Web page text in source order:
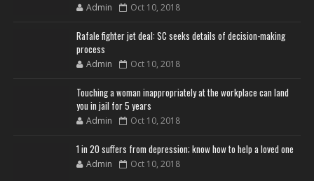
Admin Oct 10, 2018
Rafale fighter jet deal: SC seeks details of decision-making
process
Admin Oct 10, 2018
Touching a woman inappropriately at the workplace can land
you in jail for 5 years
Admin Oct 10, 2018
1 in 20 suffers from depression; know how to help a loved one
Admin Oct 10, 2018